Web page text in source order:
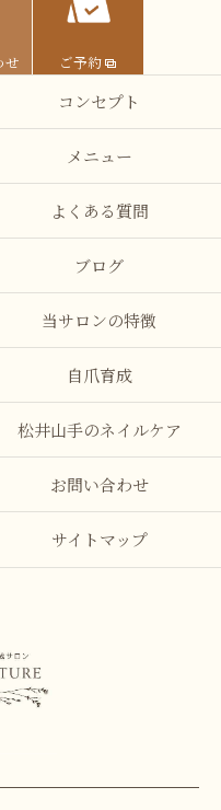
せ ご予約
コンセプト
メニュー
よくある質問
ブログ
当サロンの特徴
自爪育成
松井山手のネイルケア
お問い合わせ
サイトマップ